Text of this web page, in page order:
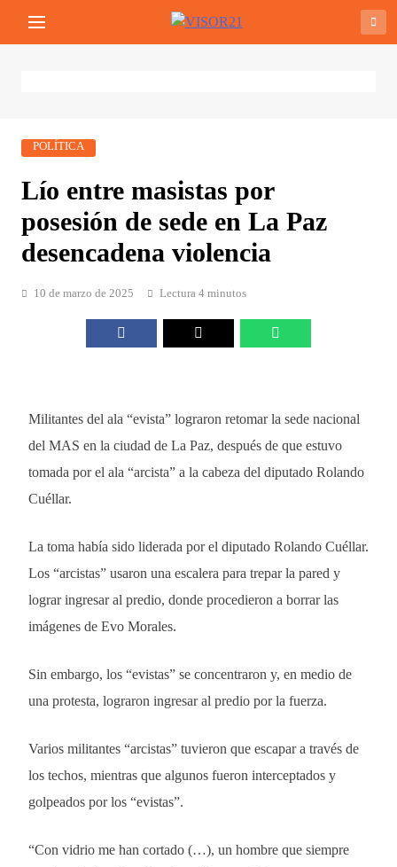
VISOR21
Periodismo Y Libertad
POLÍTICA
Lío entre masistas por
posesión de sede en La Paz
desencadena violencia
10 de marzo de 2025 Lectura 4 minutos
Militantes del ala “evista” lograron retomar la sede nacional
del MAS en la ciudad de La Paz, después de que estuvo
tomada por el ala “arcista” a la cabeza del diputado Rolando
Cuéllar.
La toma había sido liderada por el diputado Rolando Cuéllar.
Los “arcistas” usaron una escalera para trepar la pared y
lograr ingresar al predio, donde procedieron a borrar las
imágenes de Evo Morales.
Sin embargo, los “evistas” se concentraron y, en medio de
una protesta, lograron ingresar al predio por la fuerza.
Varios militantes “arcistas” tuvieron que escapar a través de
los techos, mientras que algunos fueron interceptados y
golpeados por los “evistas”.
“Con vidrio me han cortado (…), un hombre que siempre